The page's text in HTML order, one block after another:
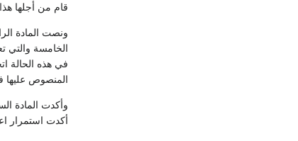
قام من أجلها
ونصت المادة
الخامسة والتي
في هذه الحالة
المنصوص عليها
وأكدت المادة
أكدت استمرار